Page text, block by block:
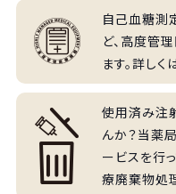
自己血糖測
ど、高度管
ます。詳し
使用済み注
んか？当薬
ービスを行
療廃棄物処